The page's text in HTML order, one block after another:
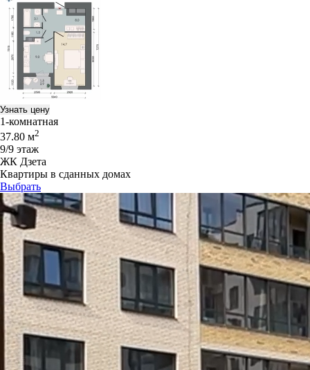
Узнать цену
1-комнатная
37.80 м2
9/9 этаж
ЖК Дзета
Квартиры в сданных домах
Выбрать